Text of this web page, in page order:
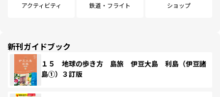
アクティビティ 鉄道・フライト ショップ
新刊ガイドブック
１５ 地球の歩き方 島旅 伊豆大島 利島（伊豆諸
島①）３訂版